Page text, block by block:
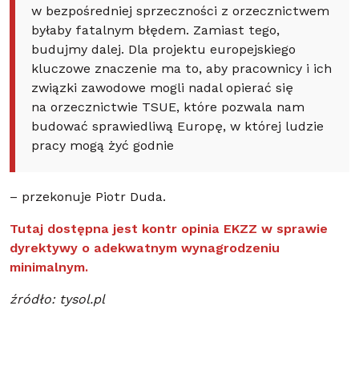
w bezpośredniej sprzeczności z orzecznictwem
byłaby fatalnym błędem. Zamiast tego,
budujmy dalej. Dla projektu europejskiego
kluczowe znaczenie ma to, aby pracownicy i ich
związki zawodowe mogli nadal opierać się
na orzecznictwie TSUE, które pozwala nam
budować sprawiedliwą Europę, w której ludzie
pracy mogą żyć godnie
– przekonuje Piotr Duda.
Tutaj dostępna jest kontr opinia EKZZ w sprawie
dyrektywy o adekwatnym wynagrodzeniu
minimalnym.
źródło: tysol.pl